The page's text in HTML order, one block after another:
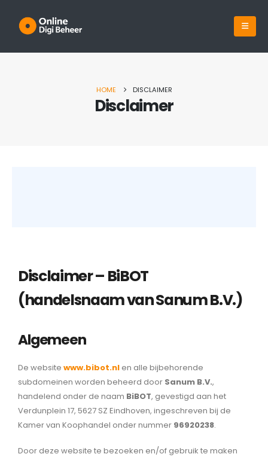
HOME DISCLAIMER
Disclaimer
Disclaimer – BiBOT
(handelsnaam van Sanum B.V.)
Algemeen
De website www.bibot.nl en alle bijbehorende
subdomeinen worden beheerd door Sanum B.V.,
handelend onder de naam BiBOT, gevestigd aan het
Verdunplein 17, 5627 SZ Eindhoven, ingeschreven bij de
Kamer van Koophandel onder nummer 96920238.
Door deze website te bezoeken en/of gebruik te maken